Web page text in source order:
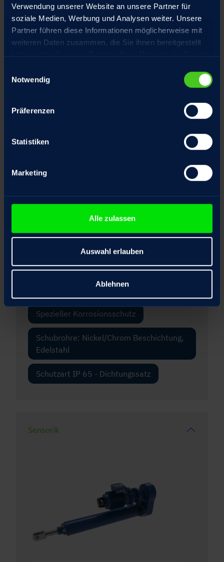
Verwendung unserer Website an unsere Partner für
soziale Medien, Werbung und Analysen weiter. Unsere
Partner führen diese Informationen möglicherweise mit
weiteren Daten zusammen, die Sie ihnen bereitgestellt
Notwendig
Präferenzen
Statistiken
Marketing
Alle zulassen
Auswahl erlauben
Ablehnen
Motor mit Haltebremse optional mit
Handlüftung
Frontflansch
mit elektrischer Motoranlaufsperre
Spezieller Korrosionsschutz
Schubrohre: Nickel/Chrom Beschichtung,
Edelstahl
Schutzart IP 65 - Dichtungssatz
Sensorik